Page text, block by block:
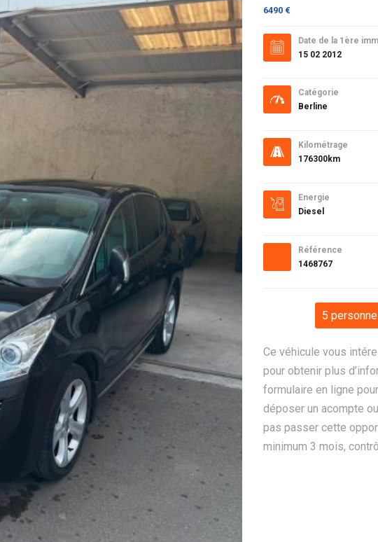
6490 €
Date de la 1ère
15 02 2012
Catégorie
Berline
Kilométrage
176300km
Energie
Diesel
Référence
1468767
5
Ce véhicule vous
pour obtenir plus
formulaire en ligne
déposer un acompte
pas passer cette
minimum 3 mois,